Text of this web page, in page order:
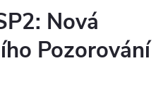
Nová
Pozorování